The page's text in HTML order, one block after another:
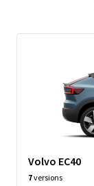
Volvo EC40
7versions